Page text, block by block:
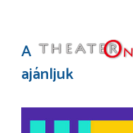
A
ajánljuk